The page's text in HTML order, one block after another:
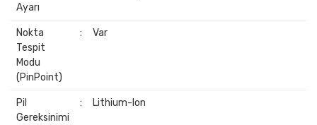
Ayarı
Nokta
Tespit
Modu
(PinPoint)
: Var
Pil
Gereksinimi
: Lithium-Ion